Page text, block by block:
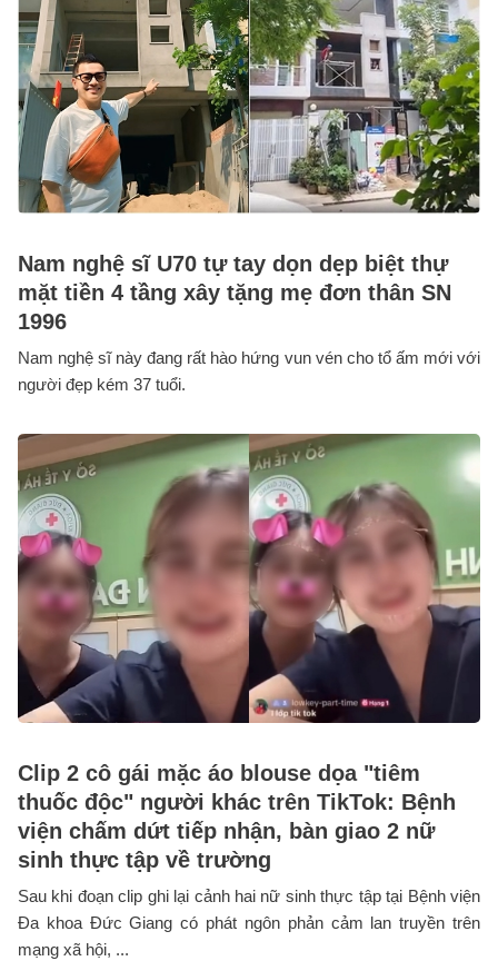
Nam nghệ sĩ U70 tự tay dọn dẹp biệt thự
mặt tiền 4 tầng xây tặng mẹ đơn thân SN
1996
Nam nghệ sĩ này đang rất hào hứng vun vén cho tổ ấm mới với
người đẹp kém 37 tuổi.
Clip 2 cô gái mặc áo blouse dọa "tiêm
thuốc độc" người khác trên TikTok: Bệnh
viện chấm dứt tiếp nhận, bàn giao 2 nữ
sinh thực tập về trường
Sau khi đoạn clip ghi lại cảnh hai nữ sinh thực tập tại Bệnh viện
Đa khoa Đức Giang có phát ngôn phản cảm lan truyền trên
mạng xã hội, ...